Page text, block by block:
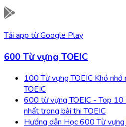
Tải app từGoogle Play
600 Từ vựng TOEIC
100 Từ vựng TOEIC Khó
TOEIC
600 từ vựng TOEIC - Top
nhất trong bài thi TOEIC
Hướng dẫn Học 600 Từ vựng